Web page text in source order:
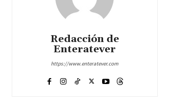
Redacción de
Enteratever
https://www.enteratever.com